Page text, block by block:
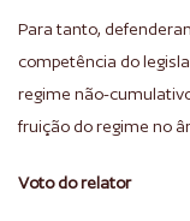
Para tanto,
competência do
regime não-
fruição do regime no
Voto do relator